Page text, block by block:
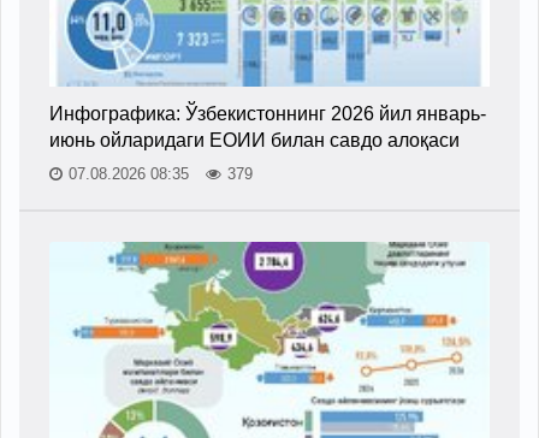
Инфографика: Ўзбекистоннинг 2026 йил январь-
июнь ойларидаги ЕОИИ билан савдо алоқаси
07.08.2026 08:35 379